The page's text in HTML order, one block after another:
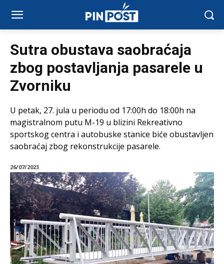
Sutra obustava saobraćaja
zbog postavljanja pasarele u
Zvorniku
U petak, 27. jula u periodu od 17:00h do 18:00h na
magistralnom putu M-19 u blizini Rekreativno
sportskog centra i autobuske stanice biće obustavljen
saobraćaj zbog rekonstrukcije pasarele.
26/07/2023